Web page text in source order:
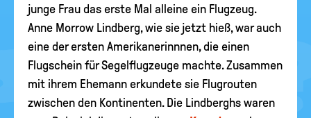
junge Frau das erste Mal alleine ein Flugzeug.
Anne Morrow Lindberg, wie sie jetzt hieß, war auch
eine der ersten Amerikanerinnnen, die einen
Flugschein für Segelflugzeuge machte. Zusammen
mit ihrem Ehemann erkundete sie Flugrouten
zwischen den Kontinenten. Die Lindberghs waren